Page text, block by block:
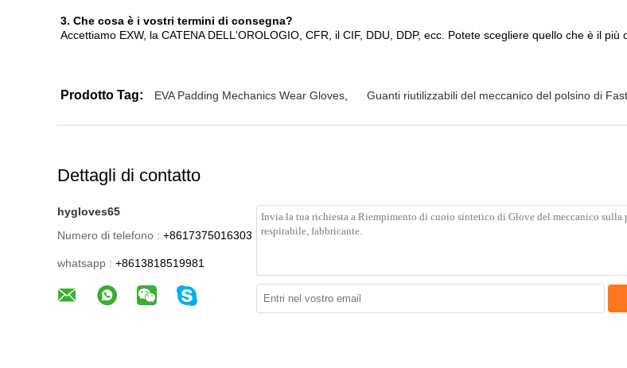
3. Che cosa è i vostri termini di consegna?
Accettiamo EXW, la CATENA DELL'OROLOGIO, CFR, il CIF, DDU, DDP, ecc. Potete scegliere quello che è il più
Prodotto Tag: EVA Padding Mechanics Wear Gloves Guanti riutilizzabili del meccanico del polsino di
Dettagli di contatto
hygloves65
Numero di telefono : +8617375016303
whatsapp : +8613818519981